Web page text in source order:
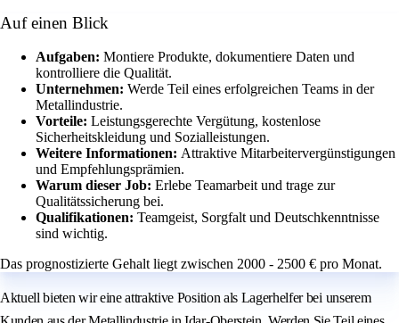
Auf einen Blick
Aufgaben: Montiere Produkte, dokumentiere Daten und
kontrolliere die Qualität.
Unternehmen: Werde Teil eines erfolgreichen Teams in der
Metallindustrie.
Vorteile: Leistungsgerechte Vergütung, kostenlose
Sicherheitskleidung und Sozialleistungen.
Weitere Informationen: Attraktive Mitarbeitervergünstigungen
und Empfehlungsprämien.
Warum dieser Job: Erlebe Teamarbeit und trage zur
Qualitätssicherung bei.
Qualifikationen: Teamgeist, Sorgfalt und Deutschkenntnisse
sind wichtig.
Das prognostizierte Gehalt liegt zwischen 2000 - 2500 € pro Monat.
Aktuell bieten wir eine attraktive Position als Lagerhelfer bei unserem